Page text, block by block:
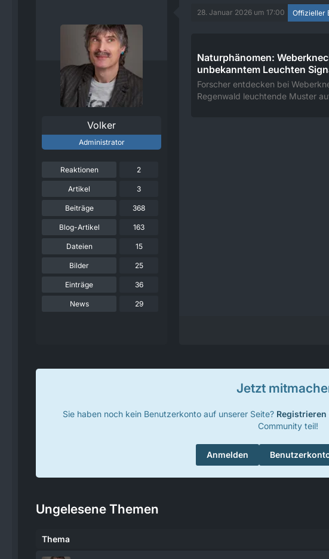
Volker
Administrator
Reaktionen 2
Artikel 3
Beiträge 368
Blog-Artikel 163
Dateien 15
Bilder 25
Einträge 36
News 29
28. Januar 2026 um 17:00 Offizieller
Naturphänomen:
unbekanntem Leuchten
Forscher entdecken bei
Regenwald leuchtende Muster
Jetzt
Sie haben noch kein Benutzerkonto auf unserer Seite?
Community teil!
Anmelden
Ungelesene Themen
Thema